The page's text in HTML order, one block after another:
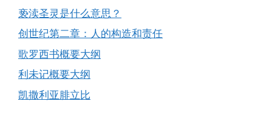
亵渎圣灵是什么意思？
创世纪第二章：人的构造和责任
歌罗西书概要大纲
利未记概要大纲
凯撒利亚腓立比